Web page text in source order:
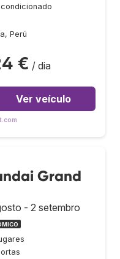
Perú
€ / dia
Ver veículo
Grand
- 2 setembro